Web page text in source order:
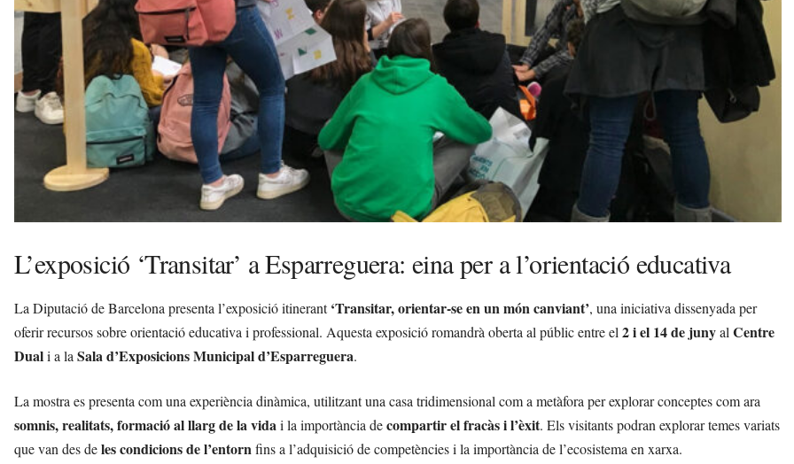
L’exposició ‘Transitar’ a Esparreguera: eina per a l’orientació educativa
La Diputació de Barcelona presenta l’exposició itinerant‘Transitar, orientar-se en un món canviant’, una iniciativa dissenyada per
oferir recursos sobre orientació educativa i professional. Aquesta exposició romandrà oberta al públic entre el2 i el 14 de junyalCentre
Duali a laSala d’Exposicions Municipal d’Esparreguera.
La mostra es presenta com una experiència dinàmica, utilitzant una casa tridimensional com a metàfora per explorar conceptes com ara
somnis, realitats, formació al llarg de la vidai la importància decompartir el fracàs i l’èxit. Els visitants podran explorar temes variats
que van des deles condicions de l’entornfins a l’adquisició de competències i la importància de l’ecosistema en xarxa.